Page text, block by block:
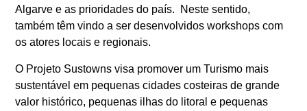
Algarve e as prioridades do país. Neste sentido,
também têm vindo a ser desenvolvidos workshops com
os atores locais e regionais.
O Projeto Sustowns visa promover um Turismo mais
sustentável em pequenas cidades costeiras de grande
valor histórico, pequenas ilhas do litoral e pequenas